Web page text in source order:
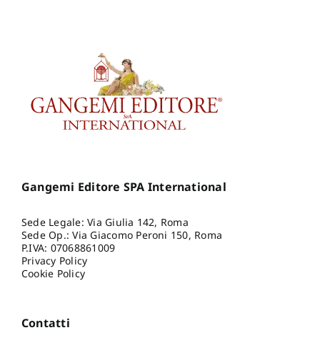
Gangemi Editore SPA International
Sede Legale: Via Giulia 142, Roma
Sede Op.: Via Giacomo Peroni 150, Roma
P.IVA: 07068861009
Privacy Policy
Cookie Policy
Contatti